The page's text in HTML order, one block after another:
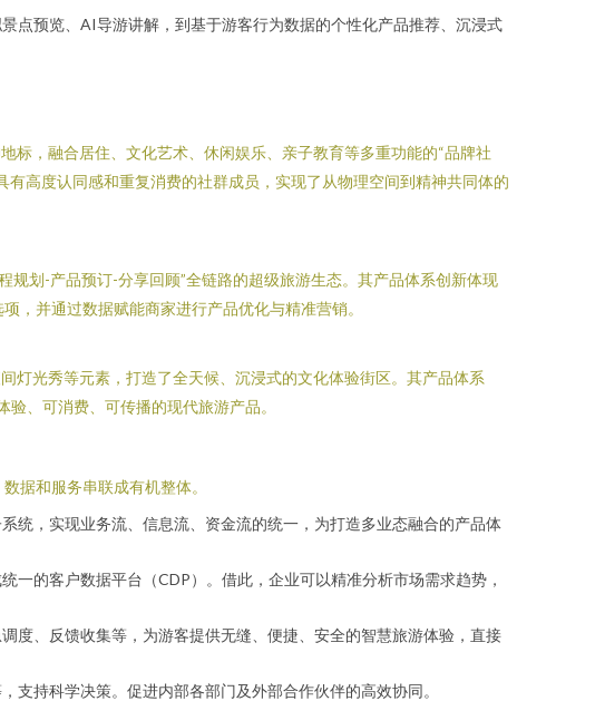
点预览、AI导游讲解，到基于游客行为数据的个性化产品推荐、沉浸式
标，融合居住、文化艺术、休闲娱乐、亲子教育等多重功能的“品牌社
高度认同感和重复消费的社群成员，实现了从物理空间到精神共同体的
划-产品预订-分享回顾”全链路的超级旅游生态。其产品体系创新体现
，并通过数据赋能商家进行产品优化与精准营销。
灯光秀等元素，打造了全天候、沉浸式的文化体验街区。其产品体系
、可消费、可传播的现代旅游产品。
据和服务串联成有机整体。
统，实现业务流、信息流、资金流的统一，为打造多业态融合的产品体
一的客户数据平台（CDP）。借此，企业可以精准分析市场需求趋势，
度、反馈收集等，为游客提供无缝、便捷、安全的智慧旅游体验，直接
支持科学决策。促进内部各部门及外部合作伙伴的高效协同。